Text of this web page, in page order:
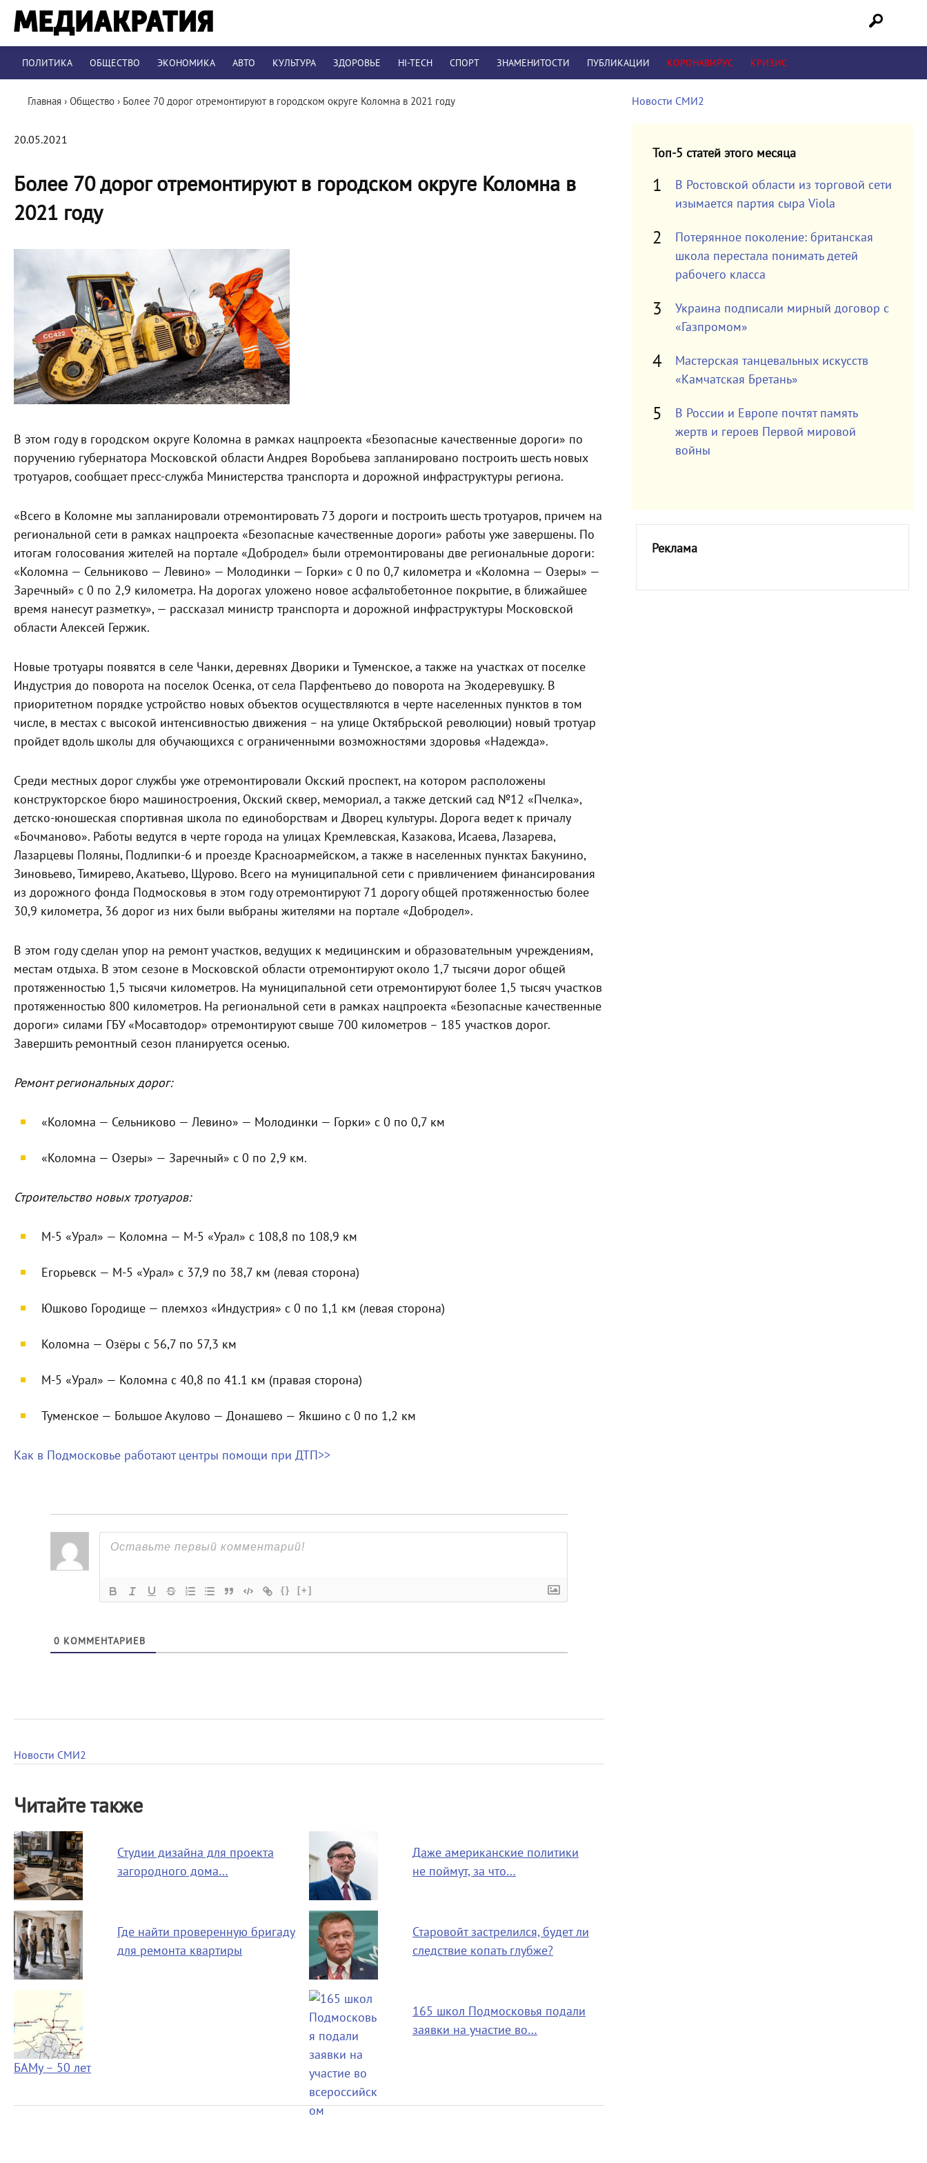
ПОЛИТИКА ОБЩЕСТВО ЭКОНОМИКА АВТО КУЛЬТУРА ЗДОРОВЬЕ HI-TECH СПОРТ ЗНАМЕНИТОСТИ ПУБЛИКАЦИИ КОРОНАВИРУС КРИЗИС
Главная › Общество › Более 70 дорог отремонтируют в городском округе Коломна в 2021 году
20.05.2021
Более 70 дорог отремонтируют в городском округе Коломна в
2021 году
В этом году в городском округе Коломна в рамках нацпроекта «Безопасные качественные дороги» по
поручению губернатора Московской области Андрея Воробьева запланировано построить шесть новых
тротуаров, сообщает пресс-служба Министерства транспорта и дорожной инфраструктуры региона.
«Всего в Коломне мы запланировали отремонтировать 73 дороги и построить шесть тротуаров, причем на
региональной сети в рамках нацпроекта «Безопасные качественные дороги» работы уже завершены. По
итогам голосования жителей на портале «Добродел» были отремонтированы две региональные дороги:
«Коломна — Сельниково — Левино» — Молодинки — Горки» с 0 по 0,7 километра и «Коломна — Озеры» —
Заречный» с 0 по 2,9 километра. На дорогах уложено новое асфальтобетонное покрытие, в ближайшее
время нанесут разметку», — рассказал министр транспорта и дорожной инфраструктуры Московской
области Алексей Гержик.
Новые тротуары появятся в селе Чанки, деревнях Дворики и Туменское, а также на участках от поселке
Индустрия до поворота на поселок Осенка, от села Парфентьево до поворота на Экодеревушку. В
приоритетном порядке устройство новых объектов осуществляются в черте населенных пунктов в том
числе, в местах с высокой интенсивностью движения – на улице Октябрьской революции) новый тротуар
пройдет вдоль школы для обучающихся с ограниченными возможностями здоровья «Надежда».
Среди местных дорог службы уже отремонтировали Окский проспект, на котором расположены
конструкторское бюро машиностроения, Окский сквер, мемориал, а также детский сад №12 «Пчелка»,
детско-юношеская спортивная школа по единоборствам и Дворец культуры. Дорога ведет к причалу
«Бочманово». Работы ведутся в черте города на улицах Кремлевская, Казакова, Исаева, Лазарева,
Лазарцевы Поляны, Подлипки-6 и проезде Красноармейском, а также в населенных пунктах Бакунино,
Зиновьево, Тимирево, Акатьево, Щурово. Всего на муниципальной сети с привличением финансирования
из дорожного фонда Подмосковья в этом году отремонтируют 71 дорогу общей протяженностью более
30,9 километра, 36 дорог из них были выбраны жителями на портале «Добродел».
В этом году сделан упор на ремонт участков, ведущих к медицинским и образовательным учреждениям,
местам отдыха. В этом сезоне в Московской области отремонтируют около 1,7 тысячи дорог общей
протяженностью 1,5 тысячи километров. На муниципальной сети отремонтируют более 1,5 тысяч участков
протяженностью 800 километров. На региональной сети в рамках нацпроекта «Безопасные качественные
дороги» силами ГБУ «Мосавтодор» отремонтируют свыше 700 километров – 185 участков дорог.
Завершить ремонтный сезон планируется осенью.
Ремонт региональных дорог:
«Коломна — Сельниково — Левино» — Молодинки — Горки» с 0 по 0,7 км
«Коломна — Озеры» — Заречный» с 0 по 2,9 км.
Строительство новых тротуаров:
М-5 «Урал» — Коломна — М-5 «Урал» с 108,8 по 108,9 км
Егорьевск — М-5 «Урал» с 37,9 по 38,7 км (левая сторона)
Юшково Городище — племхоз «Индустрия» с 0 по 1,1 км (левая сторона)
Коломна — Озёры с 56,7 по 57,3 км
М-5 «Урал» — Коломна с 40,8 по 41.1 км (правая сторона)
Туменское — Большое Акулово — Донашево — Якшино с 0 по 1,2 км
Как в Подмосковье работают центры помощи при ДТП>>
{} [+]
0 КОММЕНТАРИЕВ
Новости СМИ2
Читайте также
Студии дизайна для проекта
загородного дома…
Даже американские политики
не поймут, за что…
Где найти проверенную бригаду
для ремонта квартиры
Старовойт застрелился, будет ли
следствие копать глубже?
БАМу – 50 лет
165 школ Подмосковья подали
заявки на участие во…
Новости СМИ2
Топ-5 статей этого месяца
В Ростовской области из торговой сети
изымается партия сыра Viola
Потерянное поколение: британская
школа перестала понимать детей
рабочего класса
Украина подписали мирный договор с
«Газпромом»
Мастерская танцевальных искусств
«Камчатская Бретань»
В России и Европе почтят память
жертв и героев Первой мировой
войны
Реклама